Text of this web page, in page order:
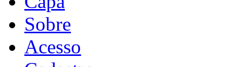
Sobre
Acesso